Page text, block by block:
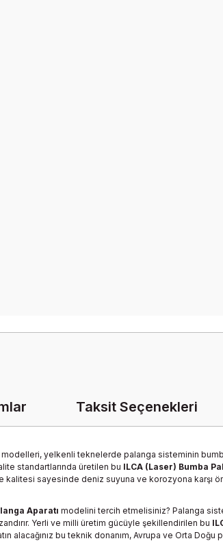
Taksit Seçenekleri
modelleri, yelkenli teknelerde palanga sisteminin
standartlarında üretilen bu ILCA (Laser) Bumba
kalitesi sayesinde deniz suyuna ve korozyona karşı
Aparatı modelini tercih etmelisiniz? Palanga
Yerli ve milli üretim gücüyle şekillendirilen bu
alacağınız bu teknik donanım, Avrupa ve Orta